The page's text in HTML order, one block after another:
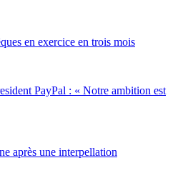
en exercice en trois mois
PayPal : « Notre ambition est
après une interpellation